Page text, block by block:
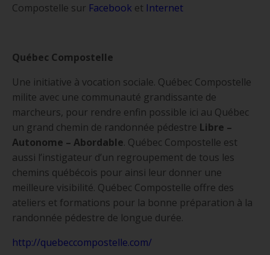
Compostelle sur Facebook et Internet
Québec Compostelle
Une initiative à vocation sociale. Québec Compostelle
milite avec une communauté grandissante de
marcheurs, pour rendre enfin possible ici au Québec
un grand chemin de randonnée pédestre Libre –
Autonome – Abordable. Québec Compostelle est
aussi l’instigateur d’un regroupement de tous les
chemins québécois pour ainsi leur donner une
meilleure visibilité. Québec Compostelle offre des
ateliers et formations pour la bonne préparation à la
randonnée pédestre de longue durée.
http://quebeccompostelle.com/